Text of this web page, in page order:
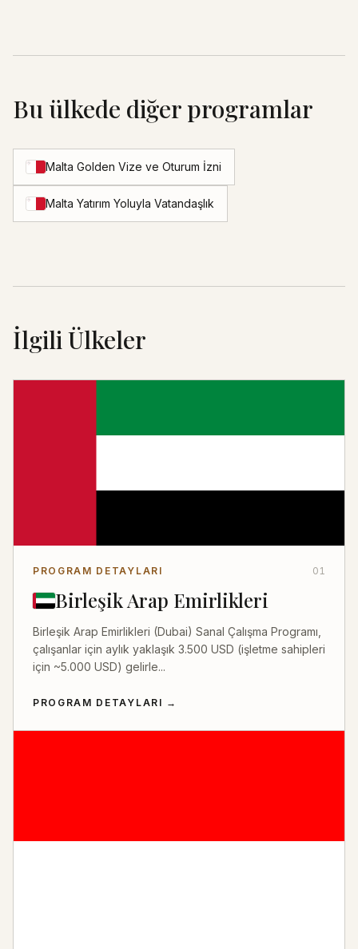
Bu ülkede diğer programlar
Malta Golden Vize ve Oturum İzni
Malta Yatırım Yoluyla Vatandaşlık
İlgili Ülkeler
PROGRAM DETAYLARI 01
Birleşik Arap Emirlikleri
Birleşik Arap Emirlikleri (Dubai) Sanal Çalışma Programı,
çalışanlar için aylık yaklaşık 3.500 USD (işletme sahipleri
için ~5.000 USD) gelirle...
PROGRAM DETAYLARI →